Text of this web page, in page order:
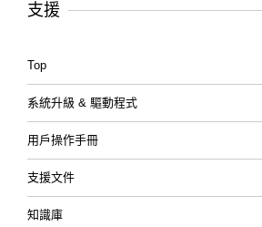
支援
Top
系統升級 & 驅動程式
用戶操作手冊
支援文件
知識庫